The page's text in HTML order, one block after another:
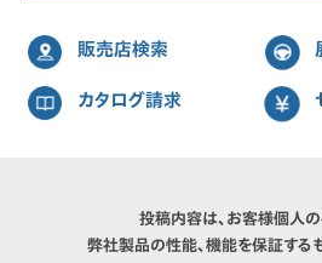
販売店検索
カタログ請求
投稿内容は、お客様個人の
弊社製品の性能、機能を保証する